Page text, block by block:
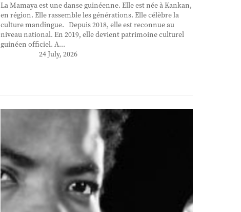
La Mamaya est une danse guinéenne. Elle est née à Kankan,
en région. Elle rassemble les générations. Elle célèbre la
culture mandingue. Depuis 2018, elle est reconnue au
niveau national. En 2019, elle devient patrimoine culturel
guinéen officiel. A...
24 July, 2026